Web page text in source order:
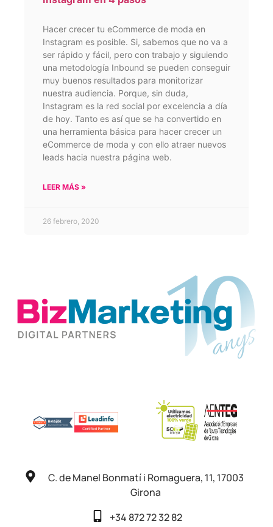
Hacer crecer tu eCommerce de moda en
Instagram es posible. Si, sabemos que no va a
ser rápido y fácil, pero con trabajo y siguiendo
una metodología Inbound se pueden conseguir
muy buenos resultados para monitorizar
nuestra audiencia. Porque, sin duda,
Instagram es la red social por excelencia a día
de hoy. Tanto es así que se ha convertido en
una herramienta básica para hacer crecer un
eCommerce de moda y con ello atraer nuevos
leads hacia nuestra página web.
LEER MÁS »
26 febrero, 2020
C. de Manel Bonmatí i Romaguera, 11, 17003
Girona
+34 872 72 32 82